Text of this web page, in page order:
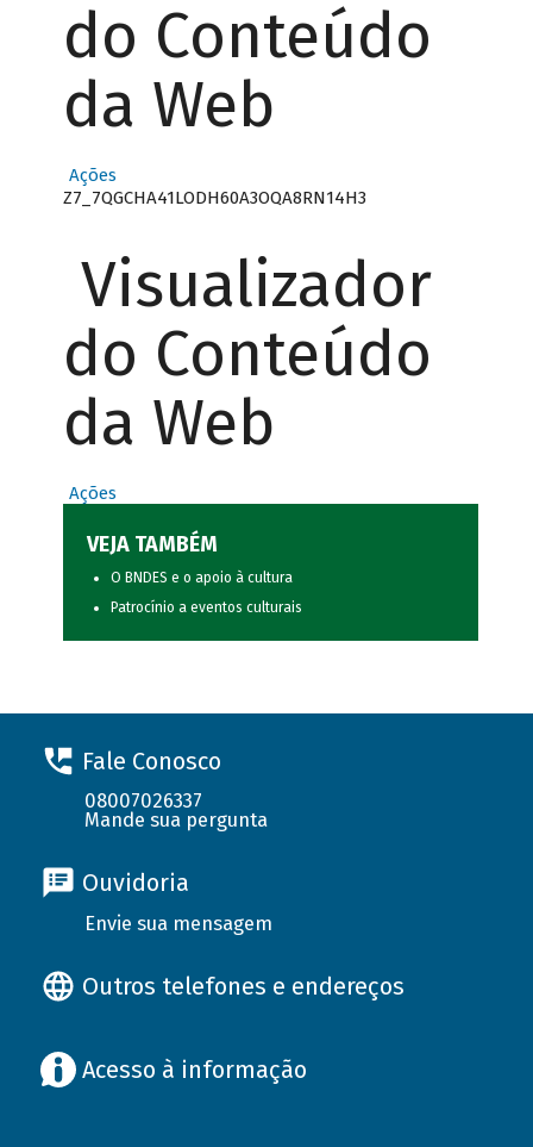
do Conteúdo
da Web
Ações
Z7_7QGCHA41LODH60A3OQA8RN14H3
Visualizador
do Conteúdo
da Web
Ações
VEJA TAMBÉM
O BNDES e o apoio à cultura
Patrocínio a eventos culturais
Fale Conosco
08007026337
Mande sua pergunta
Ouvidoria
Envie sua mensagem
Outros telefones e endereços
Acesso à informação